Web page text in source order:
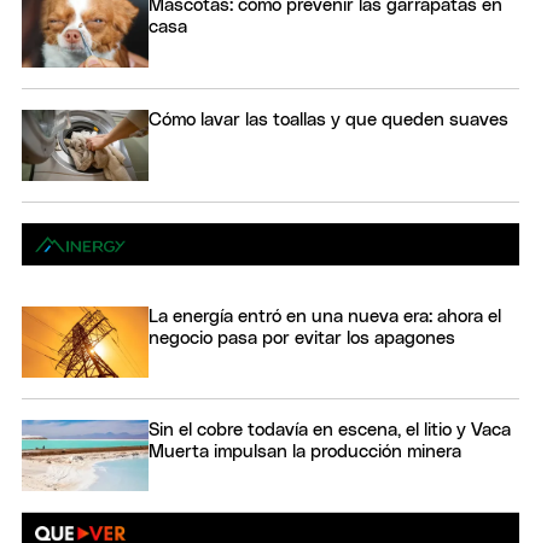
Mascotas: cómo prevenir las garrapatas en
casa
Cómo lavar las toallas y que queden suaves
La energía entró en una nueva era: ahora el
negocio pasa por evitar los apagones
Sin el cobre todavía en escena, el litio y Vaca
Muerta impulsan la producción minera